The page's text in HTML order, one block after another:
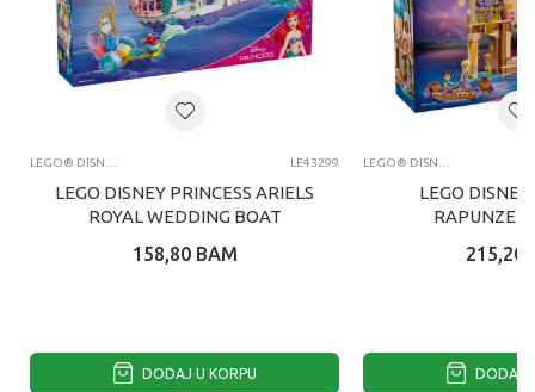
LEGO® DISNEY PRINCESS LE43299
LEGO DISNEY PRINCESS ARIELS
ROYAL WEDDING BOAT
158,80 BAM
DODAJ U KORPU
LEGO® DISNEY PRINCESS
LEGO DISNEY
215,20
DODAJ